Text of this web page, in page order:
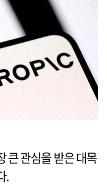
큰 관심을 받은 대목
.